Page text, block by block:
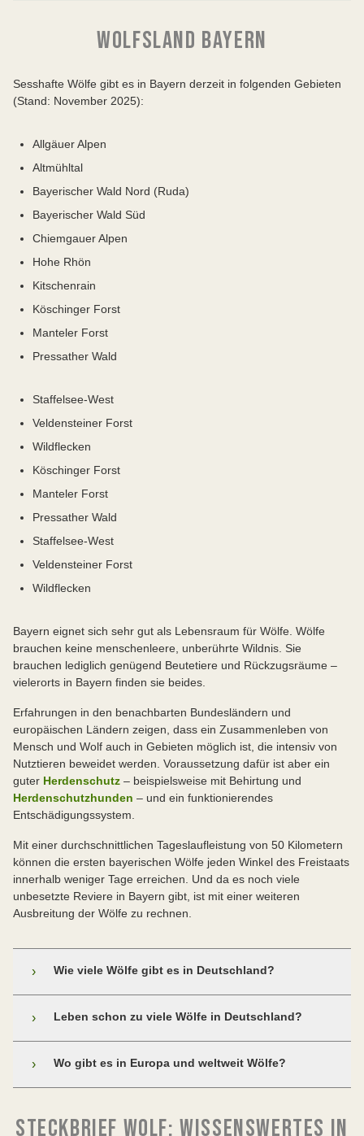
WOLFSLAND BAYERN
Sesshafte Wölfe gibt es in Bayern derzeit in folgenden Gebieten
(Stand: November 2025):
Allgäuer Alpen
Altmühltal
Bayerischer Wald Nord (Ruda)
Bayerischer Wald Süd
Chiemgauer Alpen
Hohe Rhön
Kitschenrain
Köschinger Forst
Manteler Forst
Pressather Wald
Staffelsee-West
Veldensteiner Forst
Wildflecken
Köschinger Forst
Manteler Forst
Pressather Wald
Staffelsee-West
Veldensteiner Forst
Wildflecken
Bayern eignet sich sehr gut als Lebensraum für Wölfe. Wölfe
brauchen keine menschenleere, unberührte Wildnis. Sie
brauchen lediglich genügend Beutetiere und Rückzugsräume –
vielerorts in Bayern finden sie beides.
Erfahrungen in den benachbarten Bundesländern und
europäischen Ländern zeigen, dass ein Zusammenleben von
Mensch und Wolf auch in Gebieten möglich ist, die intensiv von
Nutztieren beweidet werden. Voraussetzung dafür ist aber ein
guter Herdenschutz – beispielsweise mit Behirtung und
Herdenschutzhunden – und ein funktionierendes
Entschädigungssystem.
Mit einer durchschnittlichen Tageslaufleistung von 50 Kilometern
können die ersten bayerischen Wölfe jeden Winkel des Freistaats
innerhalb weniger Tage erreichen. Und da es noch viele
unbesetzte Reviere in Bayern gibt, ist mit einer weiteren
Ausbreitung der Wölfe zu rechnen.
› Wie viele Wölfe gibt es in Deutschland?
› Leben schon zu viele Wölfe in Deutschland?
Nein, der Wolf ist in Deutschland immer noch
Unfälle auf Straßen und Bahnschienen,
› Wo gibt es in Europa und weltweit Wölfe?
weitesten verbreitete Raubtier der Erde und auf der
STECKBRIEF WOLF: WISSENSWERTES IN